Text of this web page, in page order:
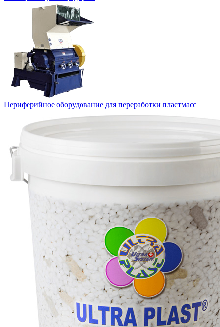
Периферийное оборудование для переработки пластмасс